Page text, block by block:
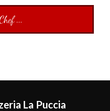
...
La Puccia